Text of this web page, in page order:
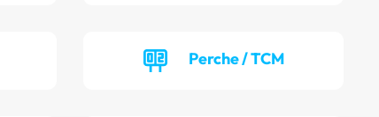
Perche / TCM